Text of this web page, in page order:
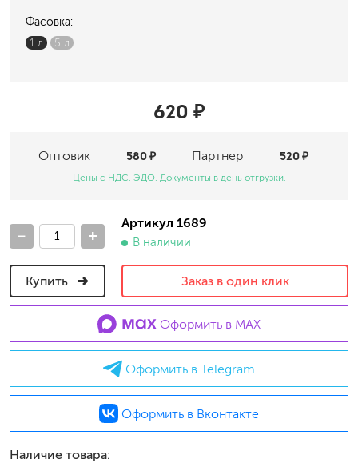
Фасовка:
1 л
5 л
620 ₽
Оптовик Партнер
580 ₽ 520 ₽
Цены с НДС. ЭДО. Документы в день отгрузки.
- +
Артикул 1689
В наличии
Купить Заказ в один клик
Оформить в MAX
Оформить в Telegram
Оформить в Вконтакте
Наличие товара: